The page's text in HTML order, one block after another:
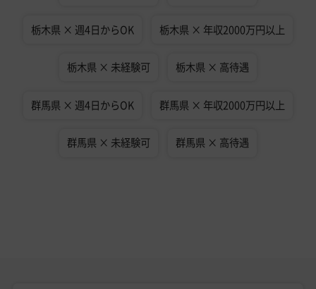
栃木県 × 週4日からOK 栃木県 × 年収2000万円以上
栃木県 × 未経験可 栃木県 × 高待遇
群馬県 × 週4日からOK 群馬県 × 年収2000万円以上
群馬県 × 未経験可 群馬県 × 高待遇